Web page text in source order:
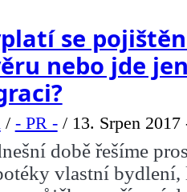
se
nebo jde
/ - PR -/ 13. Srpen 2017
době řešíme
vlastní bydlení,